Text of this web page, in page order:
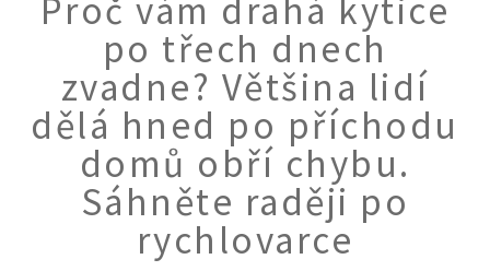
KVÍZY A TESTY
Proč vám drahá kytice
po třech dnech
zvadne? Většina lidí
dělá hned po příchodu
domů obří chybu.
Sáhněte raději po
rychlovarce